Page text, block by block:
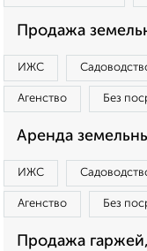
Продажа
ИЖС
Агенство Без
Аренда
ИЖС
Агенство Без
Продажа